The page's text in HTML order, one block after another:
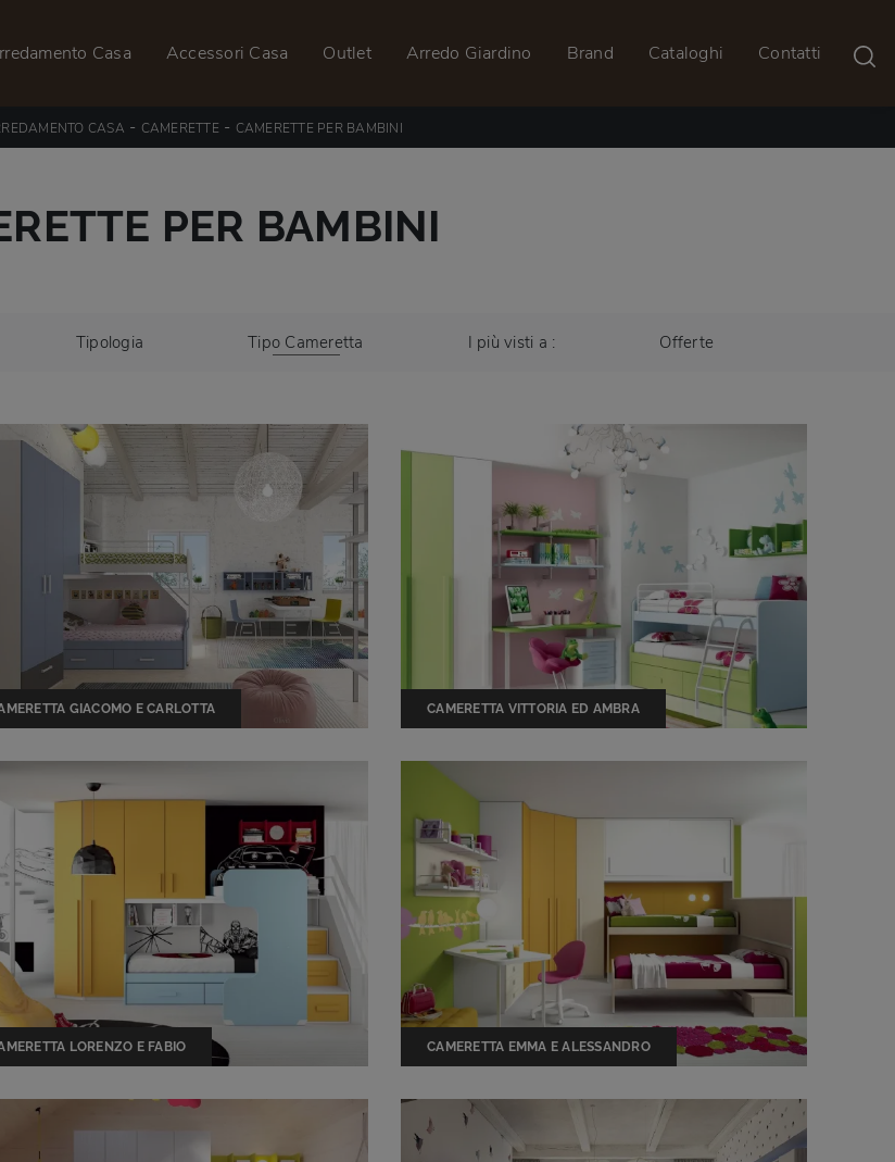
Casa Accessori Casa Outlet Arredo Giardino Brand Cataloghi Contatti
CASA - CAMERETTE - CAMERETTE PER BAMBINI
PER BAMBINI
Tipologia Tipo Cameretta I più visti a : Offerte
GIACOMO E CARLOTTA CAMERETTA VITTORIA ED AMBRA
LORENZO E FABIO CAMERETTA EMMA E ALESSANDRO